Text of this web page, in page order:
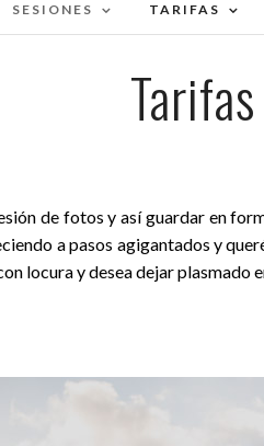
SESIONES TARIFAS
Tarifas
de fotos y así guardar en
a pasos agigantados y
locura y desea dejar plasmado